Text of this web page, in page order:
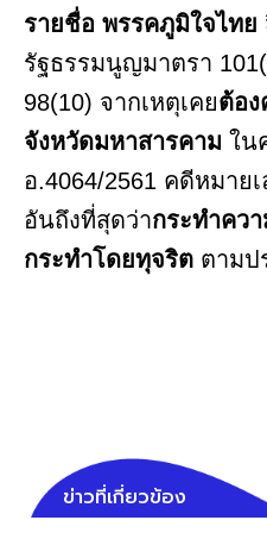
รายชื่อ พรรคภูมิใจไทย
รัฐธรรมนูญมาตรา
98(10) จากเหตุเคยต้อ
จังหวัดมหาสารคาม ใน
อ.4064/2561 คดีหมาย
อันถึงที่สุดว่ากระทำคว
กระทำโดยทุจริต ตามป
ข่าวที่เกี่ยวข้อง